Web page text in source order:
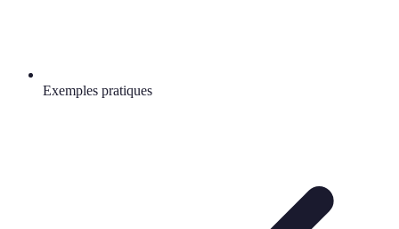
Exemples pratiques